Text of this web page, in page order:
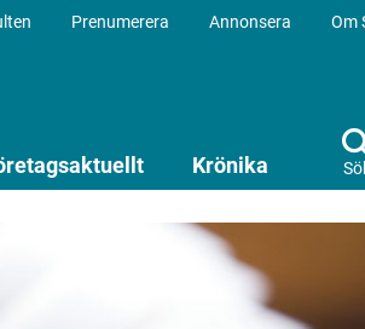
Prenumerera Annonsera Om
Krönika